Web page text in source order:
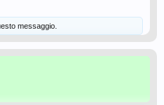
messaggio.